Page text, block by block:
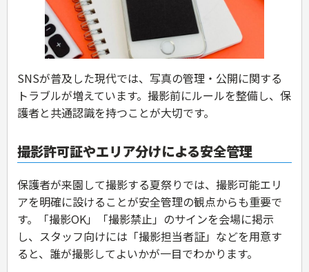
SNSが普及した現代では、写真の管理・公開に関する
トラブルが増えています。撮影前にルールを整備し、保
護者と共通認識を持つことが大切です。
撮影許可証やエリア分けによる安全管理
保護者が来園して撮影する夏祭りでは、撮影可能エリ
アを明確に設けることが安全管理の観点からも重要で
す。「撮影OK」「撮影禁止」のサインを会場に掲示
し、スタッフ向けには「撮影担当者証」などを用意す
ると、誰が撮影してよいかが一目でわかります。